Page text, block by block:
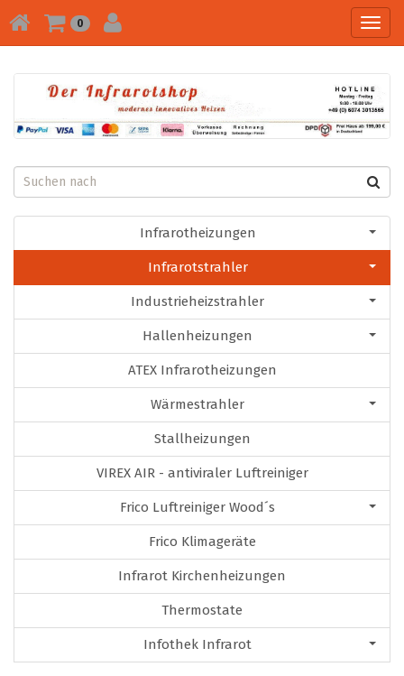
0
Infrarotheizungen
Infrarotstrahler
Industrieheizstrahler
Hallenheizungen
ATEX Infrarotheizungen
Wärmestrahler
Stallheizungen
VIREX AIR - antiviraler Luftreiniger
Frico Luftreiniger Wood´s
Frico Klimageräte
Infrarot Kirchenheizungen
Thermostate
Infothek Infrarot